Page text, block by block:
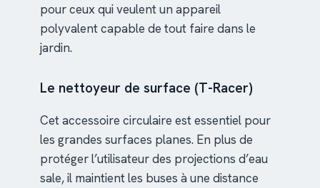
pour ceux qui veulent un appareil
polyvalent capable de tout faire dans le
jardin.
Le nettoyeur de surface (T-Racer)
Cet accessoire circulaire est essentiel pour
les grandes surfaces planes. En plus de
protéger l’utilisateur des projections d’eau
sale, il maintient les buses à une distance